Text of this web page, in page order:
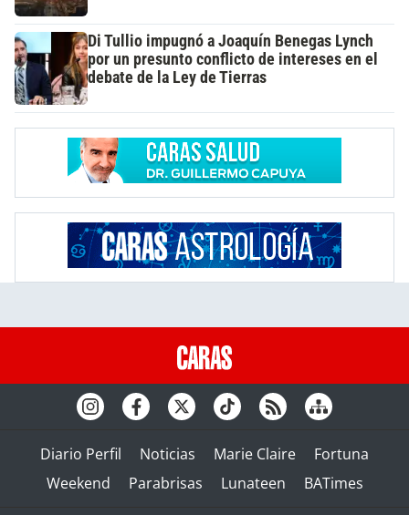
Di Tullio impugnó a Joaquín Benegas Lynch
por un presunto conflicto de intereses en el
debate de la Ley de Tierras
Diario Perfil Noticias Marie Claire
Fortuna
Weekend
Parabrisas Lunateen BATimes